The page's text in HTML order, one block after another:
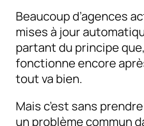
Beaucoup d’agences
mises à jour
partant du principe
fonctionne encore
tout va bien.
Mais c’est sans
un problème commun